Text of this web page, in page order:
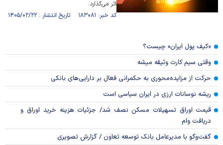
اثر می‌گذارد.
کد خبر: ۱۸۳۰۸۱ تاریخ انتشار : ۱۴۰۵/۰۲/۲۲
«کیف پول ایران» چیست؟
وقتی سیم کارت وثیقه میشه
حرکت از مزایده‌محوری به حکمرانی فعال بر دارایی‌های بانکی
ریشه نوسانات ارزی در ایران سیاسی است
قیمت اوراق تسهیلات مسکن نصف شد/ جزئیات هزینه خرید اوراق و
دریافت وام
گفت‌وگو با مدیرعامل بانک توسعه تعاون / گزارش تصویری